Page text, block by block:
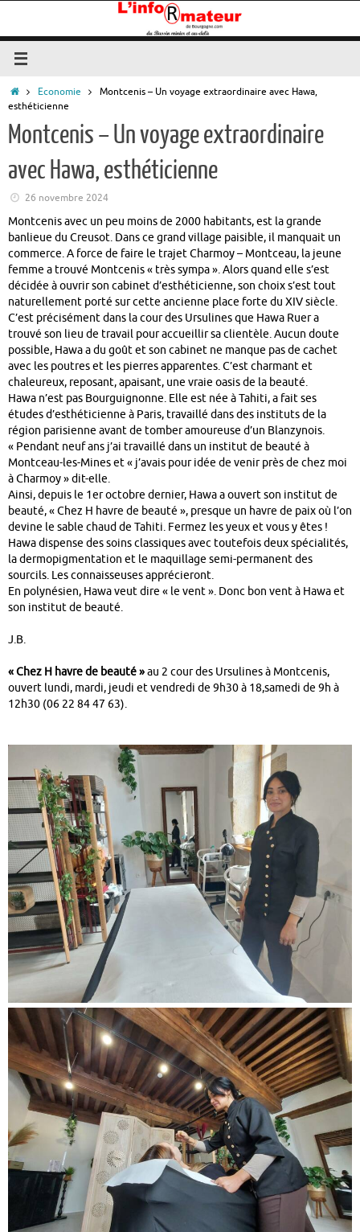
contenu
AccueilEconomie
Montcenis – Un voyage extraordinaire avec Hawa,
esthéticienne
Montcenis – Un voyage extraordinaire
avec Hawa, esthéticienne
26 novembre 2024
Montcenis avec un peu moins de 2000 habitants, est la grande
banlieue du Creusot. Dans ce grand village paisible, il manquait un
commerce. A force de faire le trajet Charmoy – Montceau, la jeune
femme a trouvé Montcenis « très sympa ». Alors quand elle s’est
décidée à ouvrir son cabinet d’esthéticienne, son choix s’est tout
naturellement porté sur cette ancienne place forte du XIV siècle.
C’est précisément dans la cour des Ursulines que Hawa Ruer a
trouvé son lieu de travail pour accueillir sa clientèle. Aucun doute
possible, Hawa a du goût et son cabinet ne manque pas de cachet
avec les poutres et les pierres apparentes. C’est charmant et
chaleureux, reposant, apaisant, une vraie oasis de la beauté.
Hawa n’est pas Bourguignonne. Elle est née à Tahiti, a fait ses
études d’esthéticienne à Paris, travaillé dans des instituts de la
région parisienne avant de tomber amoureuse d’un Blanzynois.
« Pendant neuf ans j’ai travaillé dans un institut de beauté à
Montceau-les-Mines et « j’avais pour idée de venir près de chez moi
à Charmoy » dit-elle.
Ainsi, depuis le 1er octobre dernier, Hawa a ouvert son institut de
beauté, « Chez H havre de beauté », presque un havre de paix où l’on
devine le sable chaud de Tahiti. Fermez les yeux et vous y êtes !
Hawa dispense des soins classiques avec toutefois deux spécialités,
la dermopigmentation et le maquillage semi-permanent des
sourcils. Les connaisseuses apprécieront.
En polynésien, Hawa veut dire « le vent ». Donc bon vent à Hawa et
son institut de beauté.
J.B.
« Chez H havre de beauté »au 2 cour des Ursulines à Montcenis,
ouvert lundi, mardi, jeudi et vendredi de 9h30 à 18,samedi de 9h à
12h30 (06 22 84 47 63).